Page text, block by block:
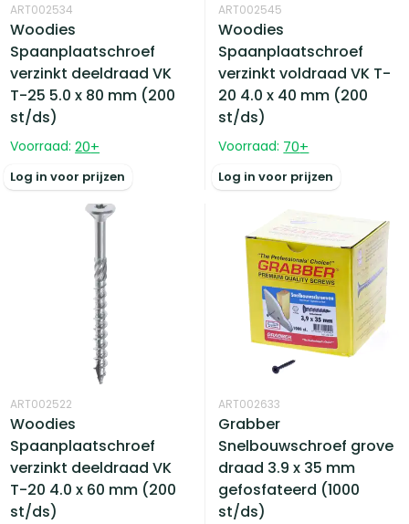
ART002534
Woodies
Spaanplaatschroef
verzinkt deeldraad VK
T-25 5.0 x 80 mm (200
st/ds)
Voorraad: 20+
Log in voor prijzen
ART002545
Woodies
Spaanplaatschroef
verzinkt voldraad VK T-
20 4.0 x 40 mm (200
st/ds)
Voorraad: 70+
Log in voor prijzen
ART002522
Woodies
Spaanplaatschroef
verzinkt deeldraad VK
T-20 4.0 x 60 mm (200
st/ds)
ART002633
Grabber
Snelbouwschroef grove
draad 3.9 x 35 mm
gefosfateerd (1000
st/ds)